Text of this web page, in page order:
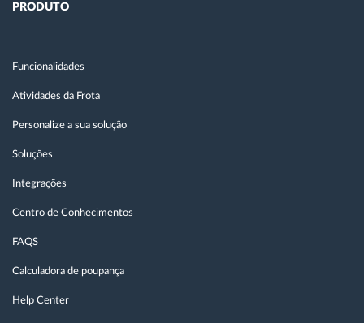
PRODUTO
Funcionalidades
Atividades da Frota
Personalize a sua solução
Soluções
Integrações
Centro de Conhecimentos
FAQS
Calculadora de poupança
Help Center